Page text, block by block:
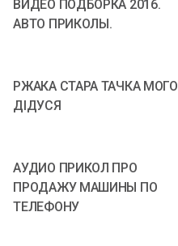
ВИДЕО ПОДБОРКА 2016.
АВТО ПРИКОЛЫ.
РЖАКА СТАРА ТАЧКА МОГО
ДІДУСЯ
АУДИО ПРИКОЛ ПРО
ПРОДАЖУ МАШИНЫ ПО
ТЕЛЕФОНУ